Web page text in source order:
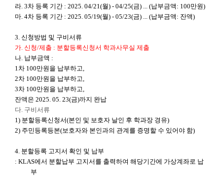
라. 3차 등록 기간 : 2025. 04/21(월) - 04/25(금) ... (납부금액 : 100만원)
마. 4차 등록 기간 : 2025. 05/19(월) - 05/23(금) ... (납부금액 : 잔액)
3. 신청방법 및 구비서류
가. 신청/제출 : 분할등록신청서 학과사무실 제출
나. 납부금액 :
1차 100만원을 납부하고,
2차 100만원을 납부하고,
3차 100만원을 납부하고,
잔액은 2025. 05. 23(금)까지 완납
다. 구비서류
1) 분할등록신청서(본인 및 보호자 날인 후 학과장 경유)
2) 주민등록등본(보호자와 본인과의 관계를 증명할 수 있어야 함)
4. 분할등록 고지서 확인 및 납부
: KLAS에서 분할납부 고지서를 출력하여 해당기간에 가상계좌로 납
부